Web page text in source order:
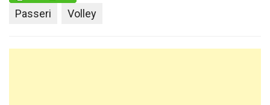
Passeri Volley